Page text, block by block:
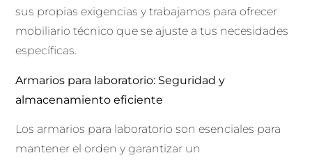
sus propias exigencias y trabajamos para ofrecer
mobiliario técnico que se ajuste a tus necesidades
específicas.
Armarios para laboratorio: Seguridad y
almacenamiento eficiente
Los armarios para laboratorio son esenciales para
mantener el orden y garantizar un